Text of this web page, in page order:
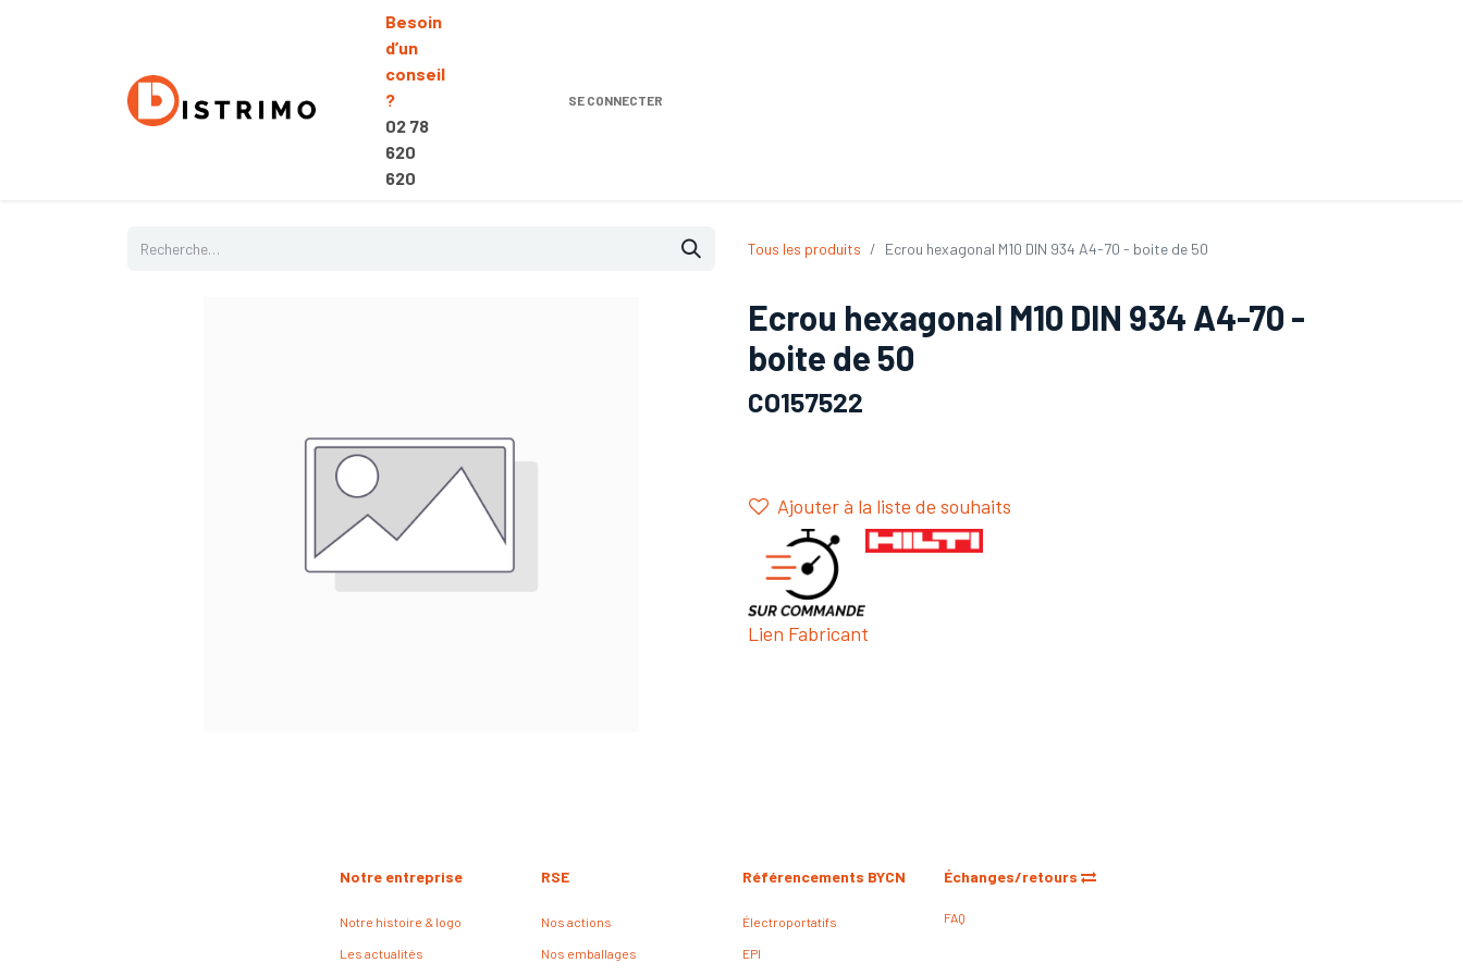
Besoin
d’un
conseil
?
02 78
620
620
SE CONNECTER
Tous les produits Ecrou hexagonal M10 DIN 934 A4-70 - boite de 50
Ecrou hexagonal M10 DIN 934 A4-70 -
boite de 50
CO157522
Ajouter à la liste de souhaits
Lien Fabricant
Échanges/retours
FAQ
Référencements BYCN
Électroportatifs
EPI
RSE
Nos actions
Nos emballages
Notre entreprise
Notre histoire & logo
Les actualités